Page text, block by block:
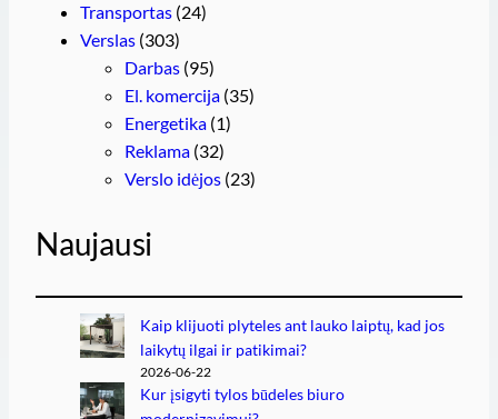
Transportas (24)
Verslas (303)
Darbas (95)
El. komercija (35)
Energetika (1)
Reklama (32)
Verslo idėjos (23)
Naujausi
Kaip klijuoti plyteles ant lauko laiptų, kad jos
laikytų ilgai ir patikimai?
2026-06-22
Kur įsigyti tylos būdeles biuro